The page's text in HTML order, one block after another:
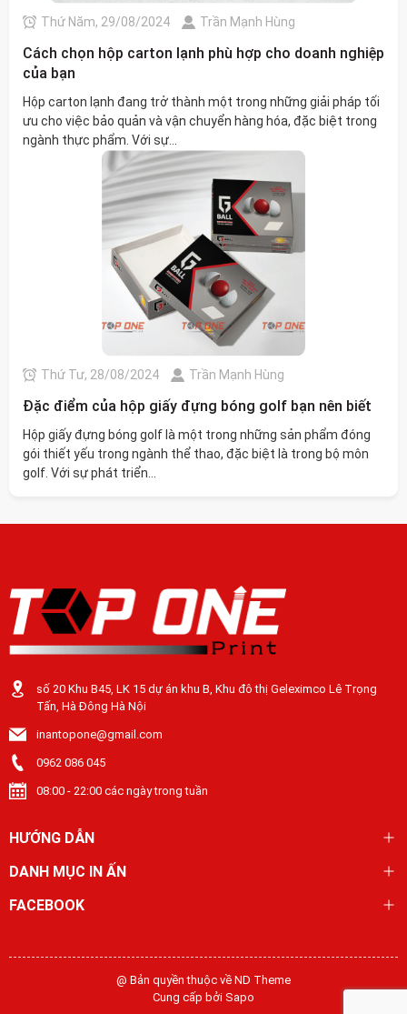
Thứ Năm, 29/08/2024 Trần Mạnh Hùng
Cách chọn hộp carton lạnh phù hợp cho doanh nghiệp
của bạn
Hộp carton lạnh đang trở thành một trong những giải pháp tối
ưu cho việc bảo quản và vận chuyển hàng hóa, đặc biệt trong
ngành thực phẩm. Với sự...
Thứ Tư, 28/08/2024 Trần Mạnh Hùng
Đặc điểm của hộp giấy đựng bóng golf bạn nên biết
Hộp giấy đựng bóng golf là một trong những sản phẩm đóng
gói thiết yếu trong ngành thể thao, đặc biệt là trong bộ môn
golf. Với sự phát triển...
số 20 Khu B45, LK 15 dự án khu B, Khu đô thị Geleximco Lê Trọng
Tấn, Hà Đông Hà Nội
inantopone@gmail.com
0962 086 045
08:00 - 22:00 các ngày trong tuần
HƯỚNG DẪN
DANH MỤC IN ẤN
FACEBOOK
@ Bản quyền thuộc về ND Theme
Cung cấp bởi Sapo